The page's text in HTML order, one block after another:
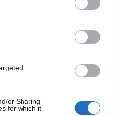
or Sharing
for which it
y
no
de
estos